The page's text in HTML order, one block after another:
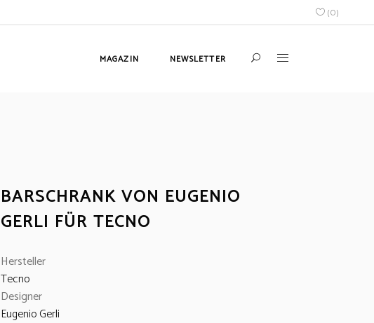
(0)
MAGAZIN NEWSLETTER
BARSCHRANK VON EUGENIO
GERLI FÜR TECNO
Hersteller
Tecno
Designer
Eugenio Gerli